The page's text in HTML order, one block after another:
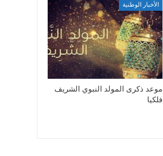
الأخبار الوطنية
موعد ذكرى المولد النبوي الشريف
فلكيا